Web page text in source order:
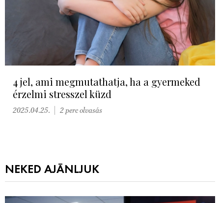
4 jel, ami megmutathatja, ha a gyermeked
érzelmi stresszel küzd
2025.04.25. 2 perc olvasás
NEKED AJÁNLJUK